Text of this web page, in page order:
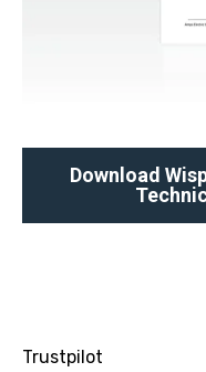
Download
Trustpilot